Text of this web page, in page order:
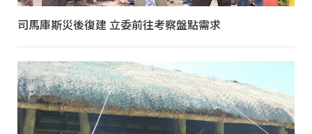
司馬庫斯災後復建 立委前往考察盤點需求